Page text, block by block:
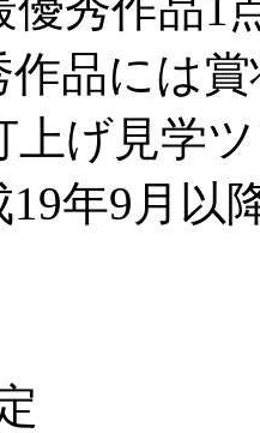
作品には
上げ見学
年9月以